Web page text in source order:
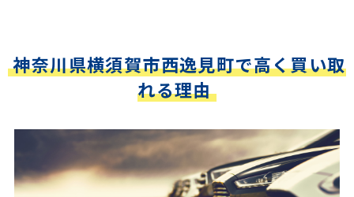
神奈川県横須賀市西逸見町で高く買い取
れる理由